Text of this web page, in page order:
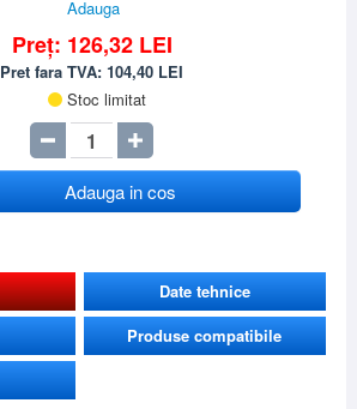
Adauga
Preț: 126,32 LEI
Pret fara TVA:104,40 LEI
Stoc limitat
Adauga in cos
Date tehnice
Produse compatibile